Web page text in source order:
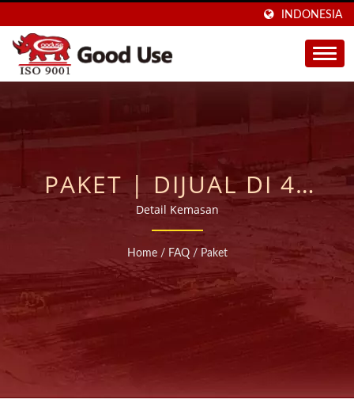
INDONESIA
PAKET | DIJUAL DI 40
NEGARA PRODUSEN
ANCHOR KIMIA SUNTIK
SEJAK 1997 | GOOD
USE
Detail Kemasan
Home / FAQ / Paket